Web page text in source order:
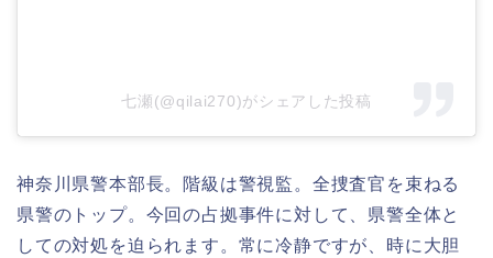
七瀬(@qilai270)がシェアした投稿
神奈川県警本部長。 階級は警視監。全捜査官を束ねる
県警のトップ。 今回の占拠事件に対して、県警全体と
しての対処を迫られます。常に冷静ですが、時に大胆